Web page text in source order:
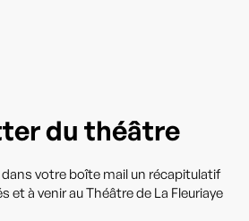
du théâtre
votre boîte mail un récapitulatif
à venir au Théâtre de La Fleuriaye